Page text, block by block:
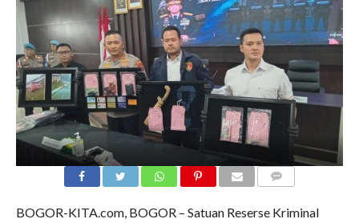
BOGOR-KITA.com, BOGOR – Satuan Reserse Kriminal